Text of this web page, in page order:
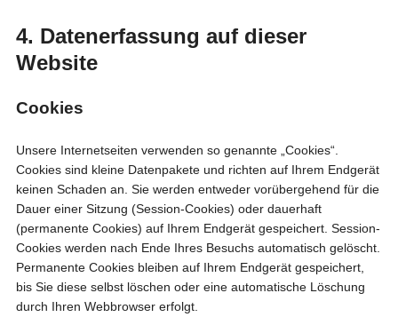
4. Datenerfassung auf dieser
Website
Cookies
Unsere Internetseiten verwenden so genannte „Cookies“.
Cookies sind kleine Datenpakete und richten auf Ihrem Endgerät
keinen Schaden an. Sie werden entweder vorübergehend für die
Dauer einer Sitzung (Session-Cookies) oder dauerhaft
(permanente Cookies) auf Ihrem Endgerät gespeichert. Session-
Cookies werden nach Ende Ihres Besuchs automatisch gelöscht.
Permanente Cookies bleiben auf Ihrem Endgerät gespeichert,
bis Sie diese selbst löschen oder eine automatische Löschung
durch Ihren Webbrowser erfolgt.